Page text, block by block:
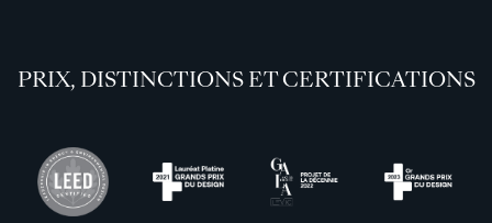
PRIX, DISTINCTIONS ET CERTIFICATIONS